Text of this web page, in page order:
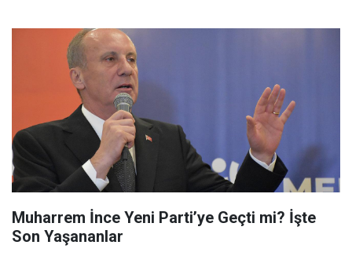
Muharrem İnce Yeni Parti’ye Geçti mi? İşte
Son Yaşananlar